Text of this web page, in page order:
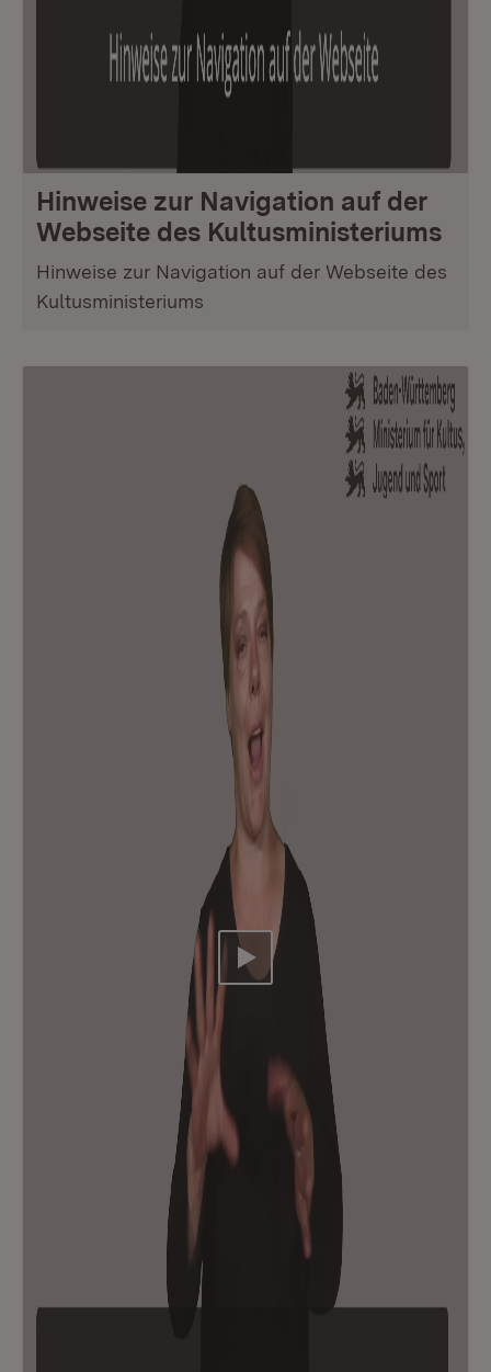
Hinweise zur Navigation auf der
Webseite des Kultusministeriums
Hinweise zur Navigation auf der Webseite des
Kultusministeriums
Video abspielen